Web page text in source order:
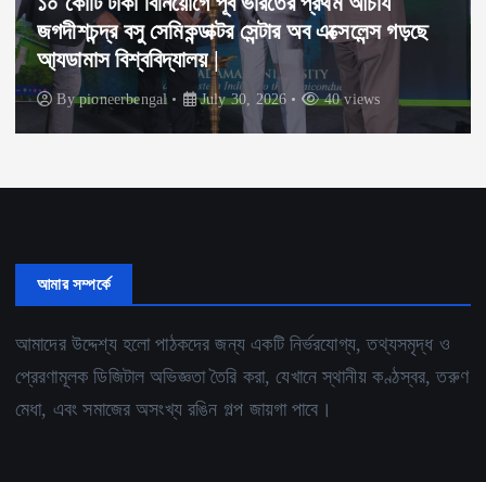
ভারত এবং থাইল্যান্ডের যৌথ উদ্যোগে ভারতে মিলবে
অত্যাধুনিক ইলেকট্রিক স্কুটার।
Bypioneerbengal July 30, 2026 40 views
আমার সম্পর্কে
আমাদের উদ্দেশ্য হলো পাঠকদের জন্য একটি নির্ভরযোগ্য, তথ্যসমৃদ্ধ ও
প্রেরণামূলক ডিজিটাল অভিজ্ঞতা তৈরি করা, যেখানে স্থানীয় কণ্ঠস্বর, তরুণ
মেধা, এবং সমাজের অসংখ্য রঙিন গল্প জায়গা পাবে।